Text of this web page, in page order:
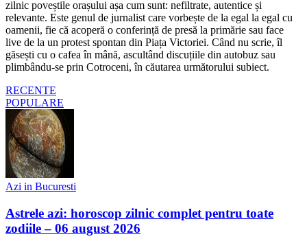
zilnic poveștile orașului așa cum sunt: nefiltrate, autentice și
relevante. Este genul de jurnalist care vorbește de la egal la egal cu
oamenii, fie că acoperă o conferință de presă la primărie sau face
live de la un protest spontan din Piața Victoriei. Când nu scrie, îl
găsești cu o cafea în mână, ascultând discuțiile din autobuz sau
plimbându-se prin Cotroceni, în căutarea următorului subiect.
RECENTE
POPULARE
Azi in Bucuresti
Astrele azi: horoscop zilnic complet pentru toate
zodiile – 06 august 2026